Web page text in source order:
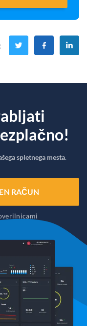
spletnega mesta.
RAČUN